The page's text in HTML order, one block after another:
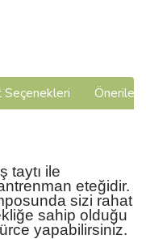
Seçenekleri
taytı ile
eteğidir.
sizi rahat
sahip olduğu
yapabilirsiniz.